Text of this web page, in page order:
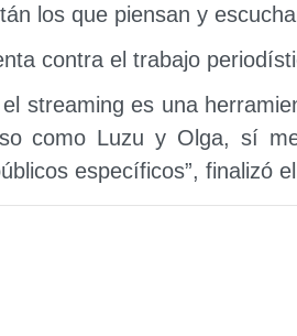
los que piensan y
contra el trabajo
streaming es una
como Luzu y Olga, sí
específicos”, finalizó